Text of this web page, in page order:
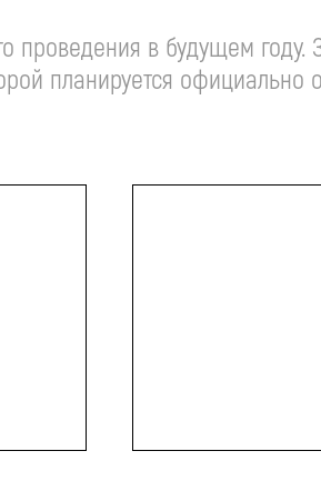
в будущем году.
планируется официально